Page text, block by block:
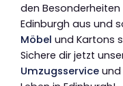
den Besonderheiten
Edinburgh aus und
Möbel und Kartons
Sichere dir jetzt
Umzugsservice